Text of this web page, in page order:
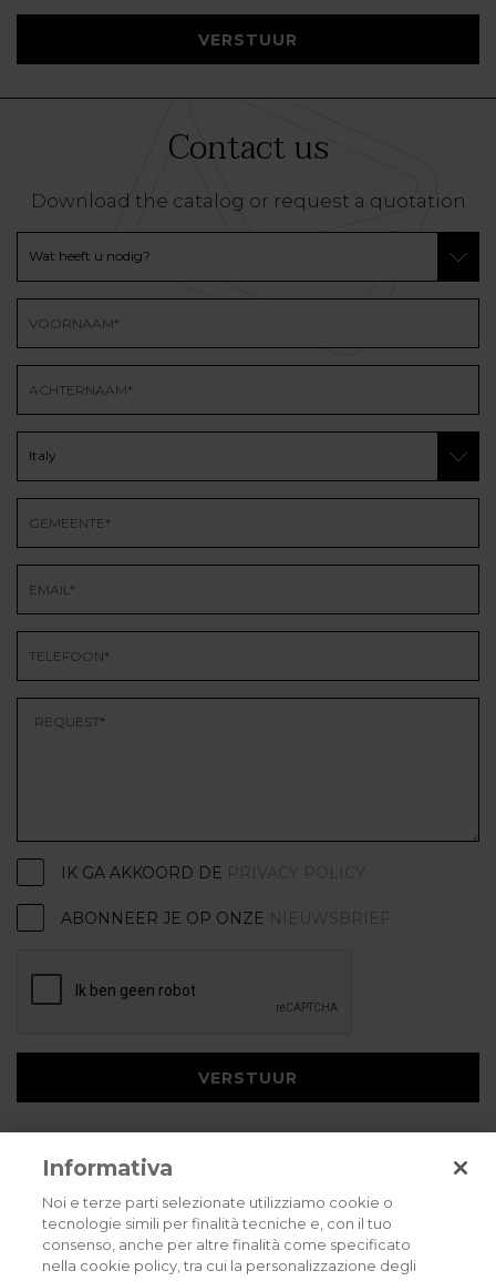
VERSTUUR
Contact us
Download the catalog or request a quotation
IK GA AKKOORD DE PRIVACY POLICY
ABONNEER JE OP ONZE NIEUWSBRIEF
VERSTUUR
Privacybeleid Cookies policy Careers
Informativa
Noi e terze parti selezionate utilizziamo cookie o
tecnologie simili per finalità tecniche e, con il tuo
consenso, anche per altre finalità come specificato
nella cookie policy, tra cui la personalizzazione degli